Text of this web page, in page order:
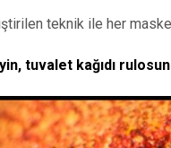
teknik ile her
tuvalet kağıdı